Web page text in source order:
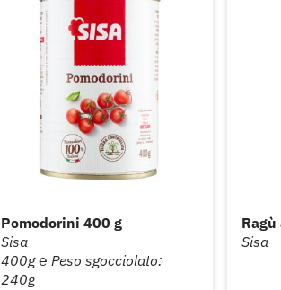
Pomodorini 400 g
Sisa
400g ℮ Peso sgocciolato:
240g
Sisa